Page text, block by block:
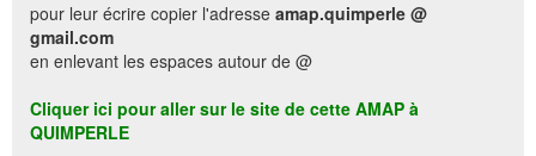
pour leur écrire copier l'adresse amap.quimperle @
gmail.com
en enlevant les espaces autour de @
Cliquer ici pour aller sur le site de cette AMAP à
QUIMPERLE